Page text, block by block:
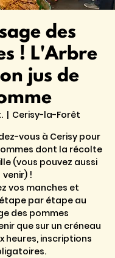
des
! L'Arbre
jus de
  |
Cerisy-la-Forêt
vous à Cerisy pour
dont la récolte
(vous pouvez aussi
venir) !
vos manches et
par étape au
des pommes
que sur un créneau
heures, inscriptions